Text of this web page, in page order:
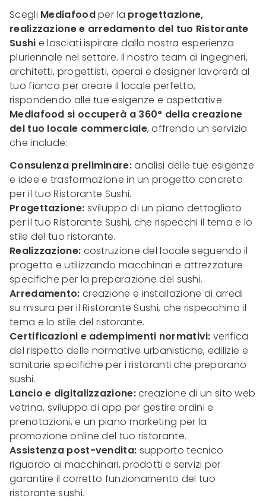
Scegli Mediafoodper la progettazione,
realizzazione e arredamento del tuo Ristorante
Sushi e lasciati ispirare dalla nostra esperienza
pluriennale nel settore. Il nostro team di ingegneri,
architetti, progettisti, operai e designer lavorerà al
tuo fianco per creare il locale perfetto,
rispondendo alle tue esigenze e aspettative.
Mediafood si occuperà a 360° della creazione
del tuo locale commerciale, offrendo un servizio
che include:
Consulenza preliminare:analisi delle tue esigenze
e idee e trasformazione in un progetto concreto
per il tuo Ristorante Sushi.
Progettazione: sviluppo di un piano dettagliato
per il tuo Ristorante Sushi, che rispecchi il tema e lo
stile del tuo ristorante.
Realizzazione: costruzione del locale seguendo il
progetto e utilizzando macchinari e attrezzature
specifiche per la preparazione del sushi.
Arredamento: creazione e installazione di arredi
su misura per il Ristorante Sushi, che rispecchino il
tema e lo stile del ristorante.
Certificazioni e adempimenti normativi: verifica
del rispetto delle normative urbanistiche, edilizie e
sanitarie specifiche per i ristoranti che preparano
sushi.
Lancio e digitalizzazione:creazione di un sito web
vetrina, sviluppo di app per gestire ordini e
prenotazioni, e un piano marketing per la
promozione online del tuo ristorante.
Assistenza post-vendita: supporto tecnico
riguardo ai macchinari, prodotti e servizi per
garantire il corretto funzionamento del tuo
ristorante sushi.